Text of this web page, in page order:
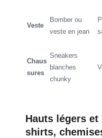
Veste
Bomber ou
veste en jean
Chaus
sures
Sneakers
blanches
chunky
Hauts légers
shirts,